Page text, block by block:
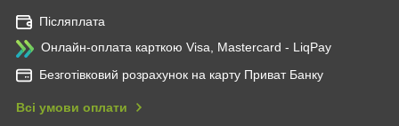
Післяплата
Онлайн-оплата карткою Visa, Mastercard - LiqPay
Безготівковий розрахунок на карту Приват Банку
Всі умови оплати